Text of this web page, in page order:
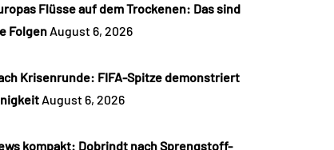
Flüsse auf dem Trockenen: Das sind
Folgen August 6, 2026
Krisenrunde: FIFA-Spitze demonstriert
August 6, 2026
kompakt: Dobrindt nach Sprengstoff-